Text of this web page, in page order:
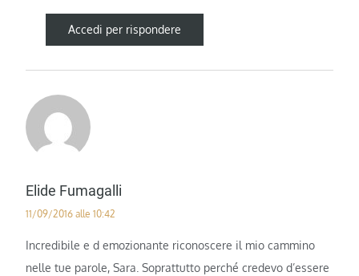
Accedi per rispondere
Elide Fumagalli
11/09/2016 alle 10:42
Incredibile e d emozionante riconoscere il mio cammino
nelle tue parole, Sara. Soprattutto perché credevo d’essere